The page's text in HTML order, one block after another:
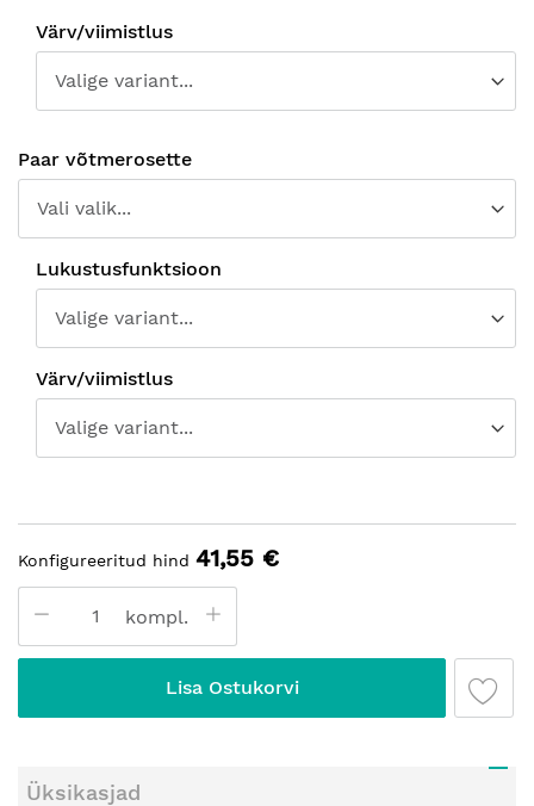
Värv/viimistlus
Paar võtmerosette
Lukustusfunktsioon
Värv/viimistlus
Konfigureeritud hind 41,55 €
kompl.
Lisa Ostukorvi
Üksikasjad